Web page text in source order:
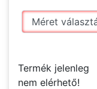
Termék jelenleg
nem elérhető!